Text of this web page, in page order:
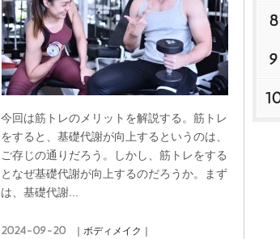
今回は筋トレのメリットを解説する。筋トレ
をすると、基礎代謝が向上するというのは、
ご存じの通りだろう。しかし、筋トレをする
となぜ基礎代謝が向上するのだろうか。まず
は、基礎代謝...
2024-09-20 ｜ボディメイク｜
8
9